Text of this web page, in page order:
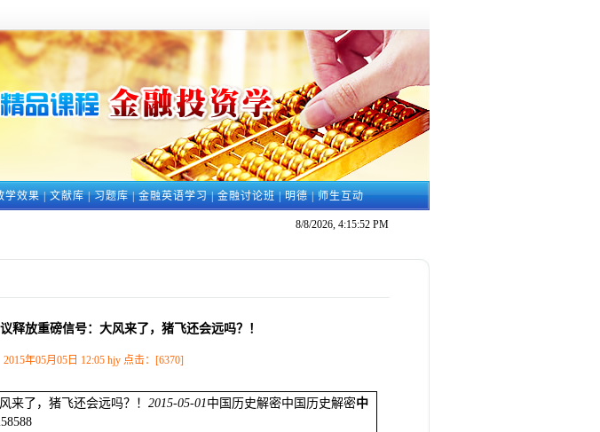
学效果|文献库|习题库|金融英语学习|金融讨论班|明德|师生互动
8/8/2026, 4:15:53 PM
释放重磅信号：大风来了，猪飞还会远吗？！
2015年05月05日 12:05 hjy 点击：[6370]
来了，猪飞还会远吗？！ 2015-05-01中国历史解密中国历史解密中